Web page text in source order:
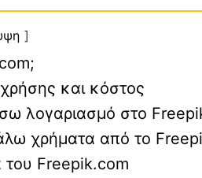
και κόστος
λογαριασμό στο
χρήματα από το
Freepik.com